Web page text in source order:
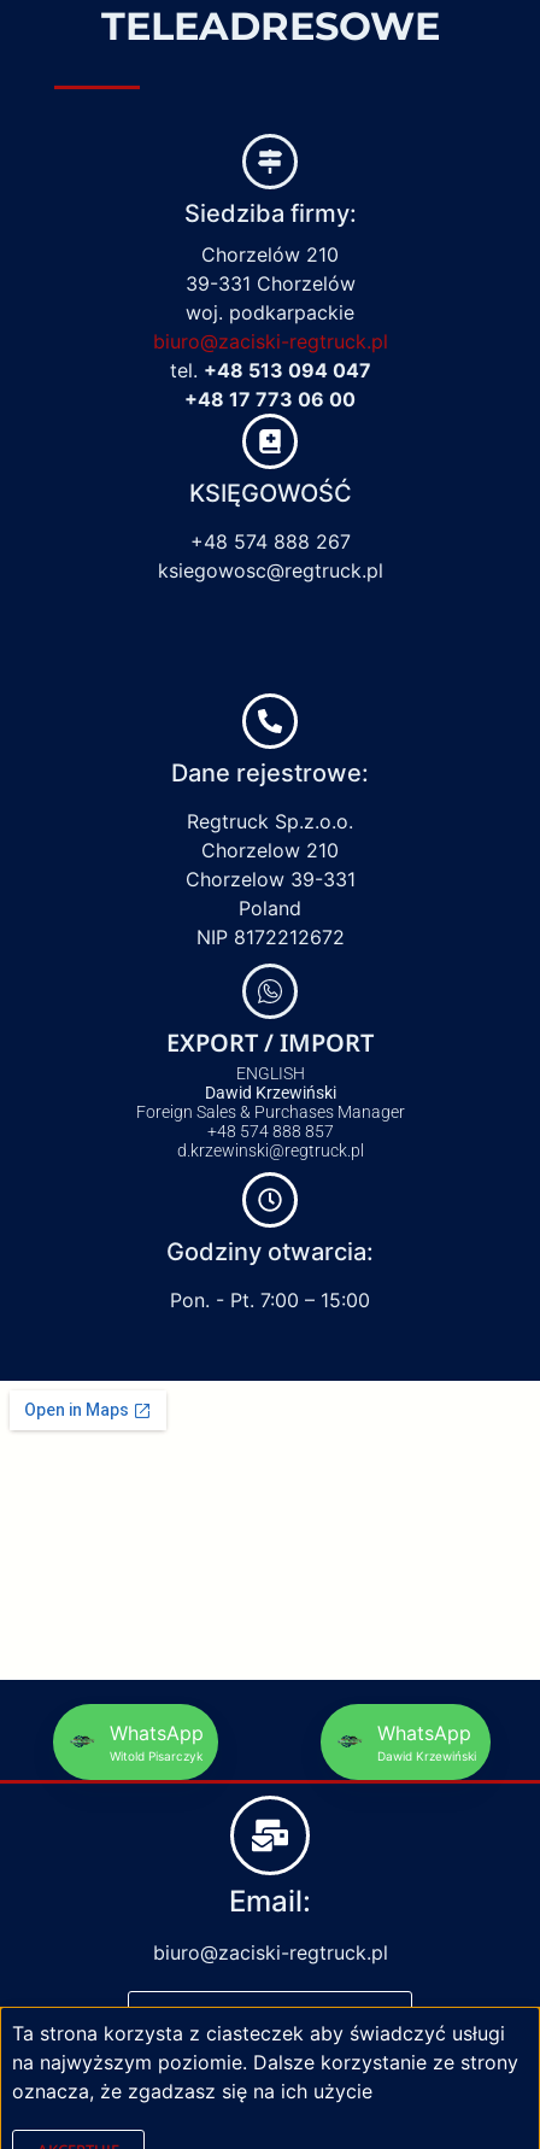
TELEADRESOWE
Siedziba firmy:
Chorzelów 210
39-331 Chorzelów
woj. podkarpackie
biuro@zaciski-regtruck.pl
tel. +48 513 094 047
+48 17 773 06 00
KSIĘGOWOŚĆ
+48 574 888 267
ksiegowosc@regtruck.pl
Dane rejestrowe:
Regtruck Sp.z.o.o.
Chorzelow 210
Chorzelow 39-331
Poland
NIP 8172212672
EXPORT / IMPORT
ENGLISH
Dawid Krzewiński
Foreign Sales & Purchases Manager
+48 574 888 857
d.krzewinski@regtruck.pl
Godziny otwarcia:
Pon. - Pt. 7:00 – 15:00
WhatsApp
Witold Pisarczyk
WhatsApp
Dawid Krzewiński
Email:
biuro@zaciski-regtruck.pl
NAPISZ DO NAS
Ta strona korzysta z ciasteczek aby świadczyć usługi
na najwyższym poziomie. Dalsze korzystanie ze strony
oznacza, że zgadzasz się na ich użycie